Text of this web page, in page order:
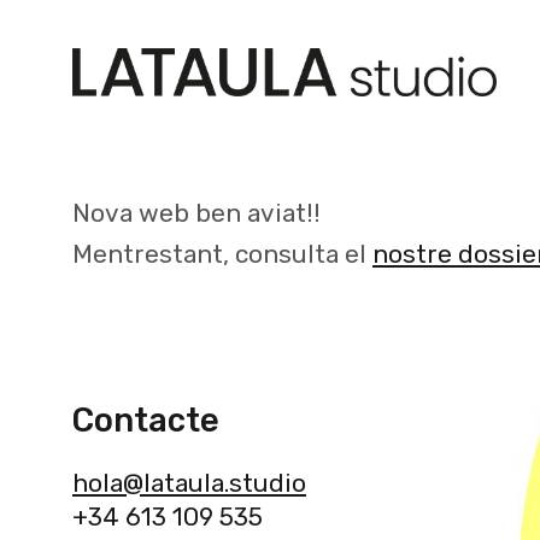
Nova web ben aviat!!
Mentrestant, consulta el nostre
Contacte
hola@lataula.studio
+34 613 109 535